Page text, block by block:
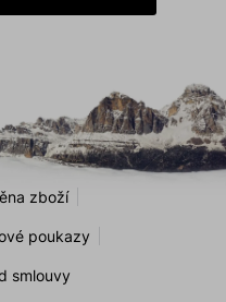
zboží
poukazy
smlouvy